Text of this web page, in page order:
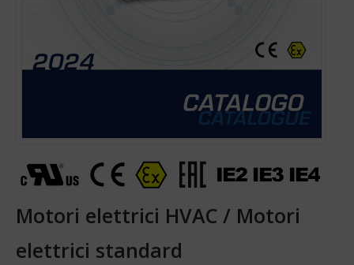
Motori elettrici HVAC / Motori
elettrici standard